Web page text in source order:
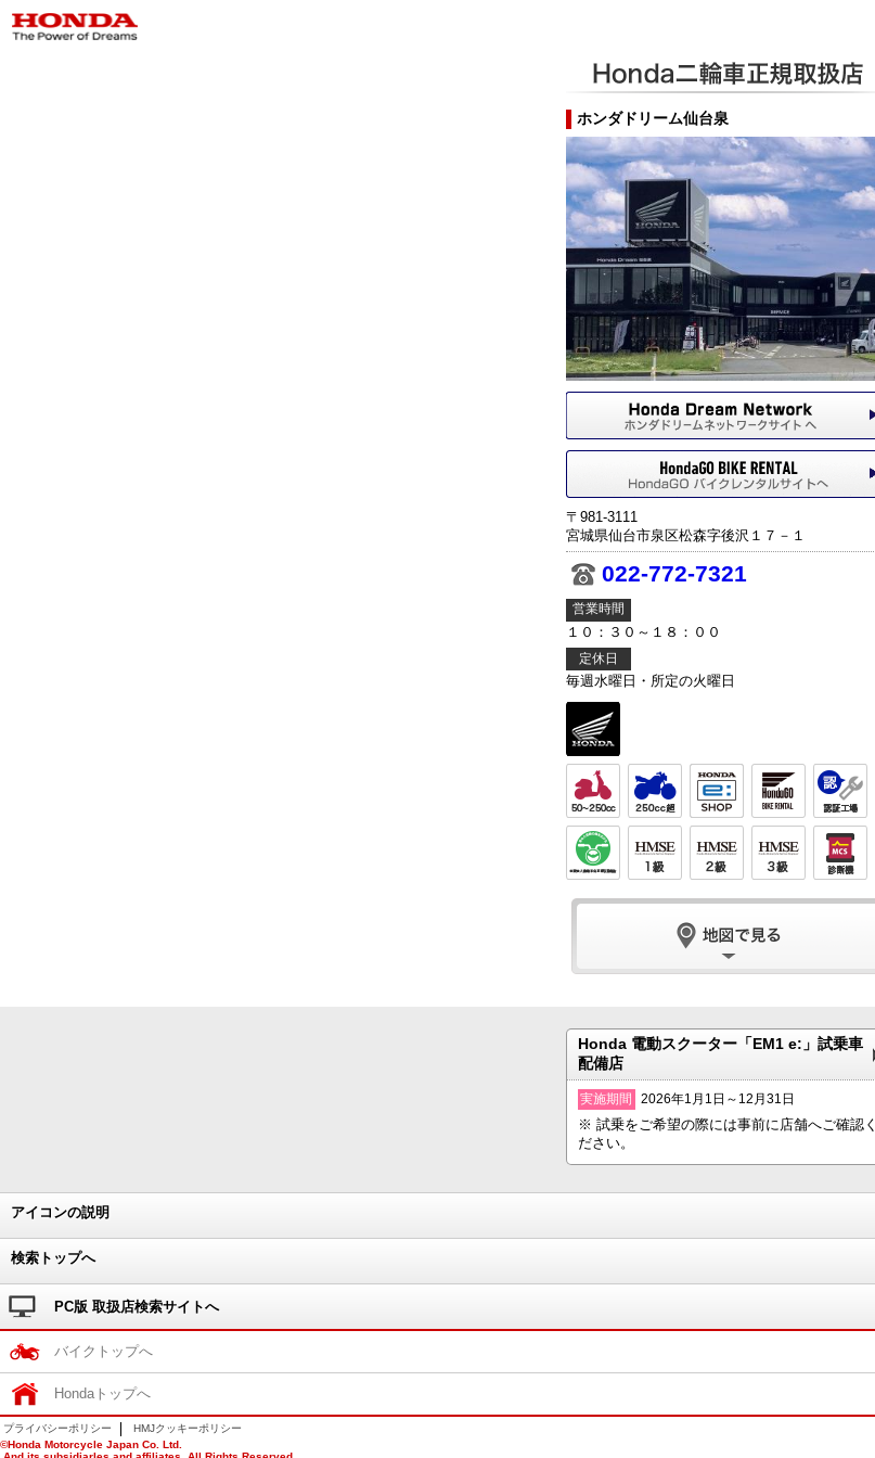
ホンダドリーム仙台泉
〒981-3111
宮城県仙台市泉区松森字後沢１７－１
022-772-7321
営業時間
１０：３０～１８：００
定休日
毎週水曜日・所定の火曜日
Honda 電動スクーター「EM1 e:」試乗車
配備店
実施期間 2026年1月1日～12月31日
※ 試乗をご希望の際には事前に店舗へご確認く
ださい。
アイコンの説明
検索トップへ
PC版 取扱店検索サイトへ
バイクトップへ
Hondaトップへ
プライバシーポリシー
HMJクッキーポリシー
©Honda Motorcycle Japan Co. Ltd.